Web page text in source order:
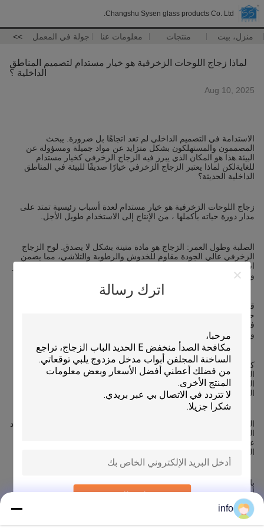
Changshu Sysen glass products Co. Ltd.
منزل، بيت منتجات معلومات عنا جولة في المعمل >>
اترك رسالة
إرسال
لماذا زجاج اللوحات الزخرفية هو خيار مستدام لتصميم المناطق
الداخلية ؟
Aug 10, 2025
الاستدامة في التصميم الداخلي لم تعد اتجاهًا بل ضرورة. يبحث
المصممون والمستهلكون بشكل متزايد عن مواد جميلة ومسؤولة عن
البيئة.هذا هو المكان الذي يبرز فيه الزجاج الزخرفي كخيار مستدام
للغايةلكن لماذا يعتبر الزجاج الزخرفي خيارًا صديقًا للبيئة في المناطق
الداخلية الحديثة؟
زجاج اللوحات الزخرفية هو خيار مستدام لعدة أسباب رئيسية تمتد على
مدار دورة حياته بأكملها ، من الإنتاج إلى الاستخدام طويل الأجل.
الصلبة وطول العمر: الزجاج هو مادة متينة بشكل لا يصدق. لوح الزجاج
الزخرفي عالي الجودة مقاوم للخدوش والرطوبة والتلاشي، مما يضمن
استمراره لعقود.طول عمرها يقلل من الحاجة إلى استبدالها بشكل متكرر
ويقلل من النفايات.
حياته ، يمكن إذابته وإعادة تشكيله إلى منتجات زجاجية جديدة دون أي
فقدان في الجودة.هذا يقلل بشكل كبير من الطلب على المواد الخام
والطاقة.
كفاءة استخدام الطاقة: يمكن استخدام الزجاج الزخرفي لنشر الضوء
الطبيعي للمساعدة في تقليل الحاجة إلى الإضاءة الاصطناعية خلال
النهار.هذا يقلل من استهلاك الكهرباء ويساهم في انخفاض البصمة
الكربونية الكلية للمبنى.
التركيب غير السام: يتم تصنيع الزجاج من مواد طبيعية مثل الرمال والرماد
الصودي والحجر الجيري. إنه غير سام وغير مسام، ولا يطلق مركبات
البناء الأخرى.
باختيار الزجاج الزخرفيأنت لا تستثمر فقط في منتج جميل ووظيفي ولكن
أيضا اتخاذ قرار واع للبيئة التي تدعم نهج أكثر استدامة للتصميم والعيش.
info